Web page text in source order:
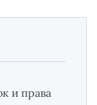
и права